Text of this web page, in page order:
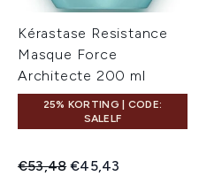
Kérastase Resistance
Masque Force
Architecte 200 ml
25% KORTING | CODE:
SALELF
Recommended Retail Price:
€53,48Huidige prijs:
€45,43